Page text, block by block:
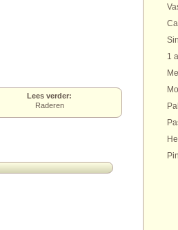
Lees verder:
Raderen
1